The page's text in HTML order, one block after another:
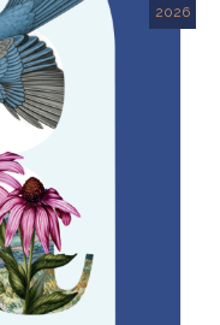
2026